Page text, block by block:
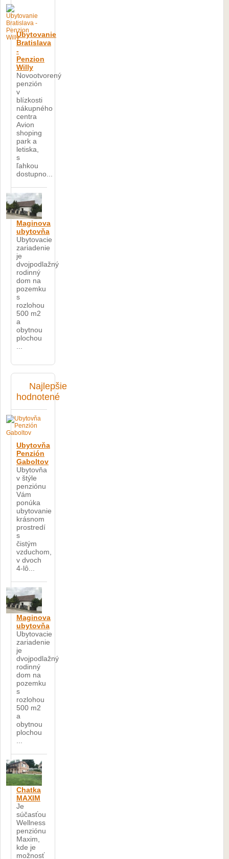
Ubytovanie
Bratislava
-
Penzion
Willy
Novootvorený
penzión
v
blízkosti
nákupného
centra
Avion
shoping
park a
letiska,
s
ľahkou
dostupno...
Maginova
ubytovňa
Ubytovacie
zariadenie
je
dvojpodlažný
rodinný
dom na
pozemku
s
rozlohou
500 m2
a
obytnou
plochou
Najlepšie
hodnotené
Ubytovňa
Penzión
Gaboltov
Ubytovňa
v štýle
penziónu
Vám
ponúka
ubytovanie
krásnom
prostredí
s
čistým
vzduchom,
v dvoch
4-lô...
Maginova
ubytovňa
Ubytovacie
zariadenie
je
dvojpodlažný
rodinný
dom na
pozemku
s
rozlohou
500 m2
a
obytnou
plochou
Chatka
MAXIM
Je
súčasťou
Wellness
penziónu
Maxim,
kde je
možnosť